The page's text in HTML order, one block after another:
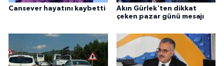
Cansever hayatını kaybetti
Akın Gürlek'ten dikkat
çeken pazar günü mesajı